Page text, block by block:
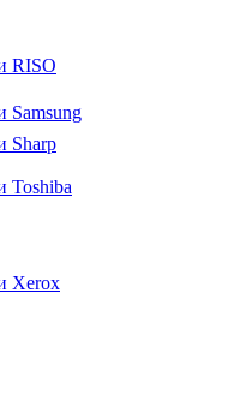
RISO
Samsung
Sharp
Toshiba
Xerox